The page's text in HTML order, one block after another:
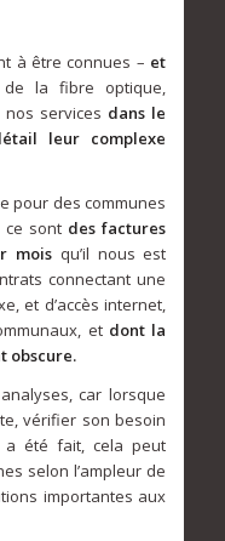
à être connues – et
la fibre optique,
services dans le
leur complexe
pour des communes
ce sont des factures
mois qu’il nous est
connectant une
et d’accès internet,
et dont la
obscure.
car lorsque
vérifier son besoin
a été fait, cela peut
selon l’ampleur de
importantes aux